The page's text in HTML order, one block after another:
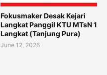
Fokusmaker Desak Kejari
Langkat Panggil KTU MTsN 1
Langkat (Tanjung Pura)
June 12, 2026